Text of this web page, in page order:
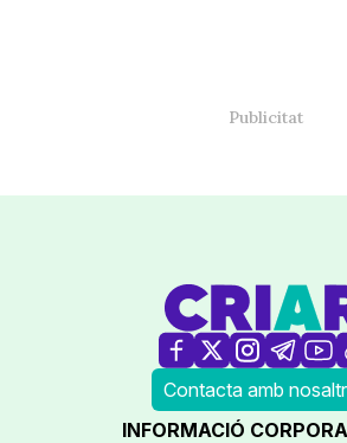
Contacta amb
INFORMACIÓ